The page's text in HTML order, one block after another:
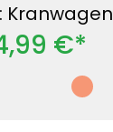
Kranwagen
€*